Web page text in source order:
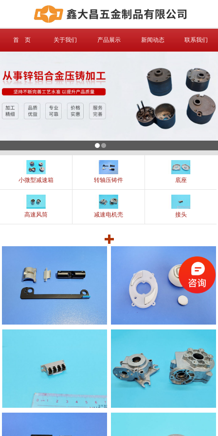
首 页 关于我们 产品展示 新闻动态 联系我们
小微型减速箱 转轴压铸件 底座
高速风筒 减速电机壳 接头
信息搜索